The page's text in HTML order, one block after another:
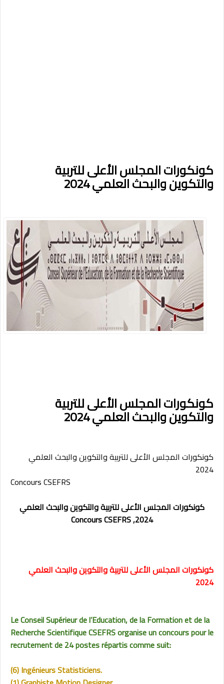
كونكورات المجلس الأعلى للتربية
والتكوين والبحث العلمي 2024
كونكورات المجلس الأعلى للتربية
والتكوين والبحث العلمي 2024
كونكورات المجلس الأعلى للتربية والتكوين والبحث العلمي
2024
Concours CSEFRS
كونكورات المجلس الأعلى للتربية والتكوين والبحث العلمي
2024,
Concours CSEFRS
كونكورات المجلس الأعلى للتربية والتكوين والبحث العلمي
2024
Le Conseil Supérieur de l’Education, de la Formation et de la
Recherche Scientifique CSEFRS organise un concours pour le
recrutement de 24 postes répartis comme suit:
(6) Ingénieurs Statisticiens.